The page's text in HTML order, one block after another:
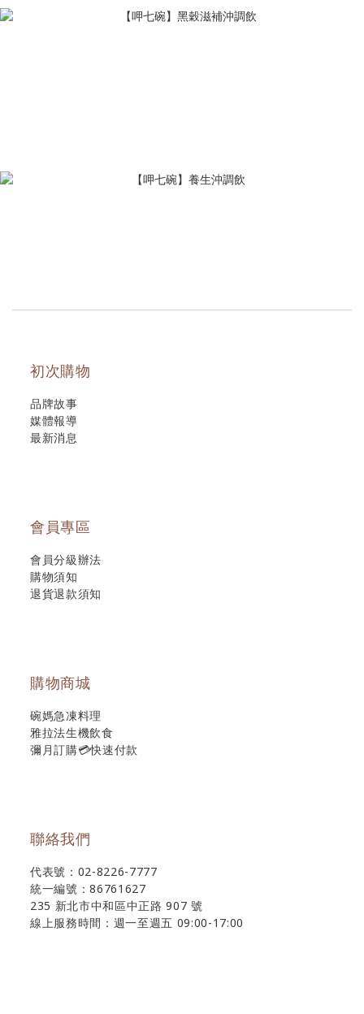
初次購物
品牌故事
媒體報導
最新消息
會員專區
會員分級辦法
購物須知
退貨退款須知
購物商城
碗媽急凍料理
雅拉法生機飲食
彌月訂購💳快速付款
聯絡我們
代表號：02-8226-7777
統一編號：86761627
235 新北市中和區中正路 907 號
線上服務時間：週一至週五 09:00-17:00